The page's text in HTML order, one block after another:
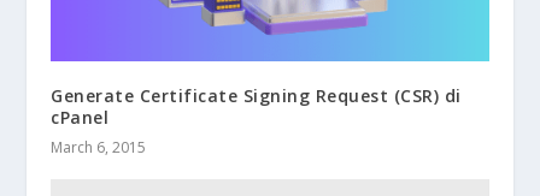
Generate Certificate Signing Request (CSR) di
cPanel
March 6, 2015